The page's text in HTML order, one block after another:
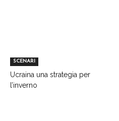
SCENARI
Ucraina una strategia per
l’inverno